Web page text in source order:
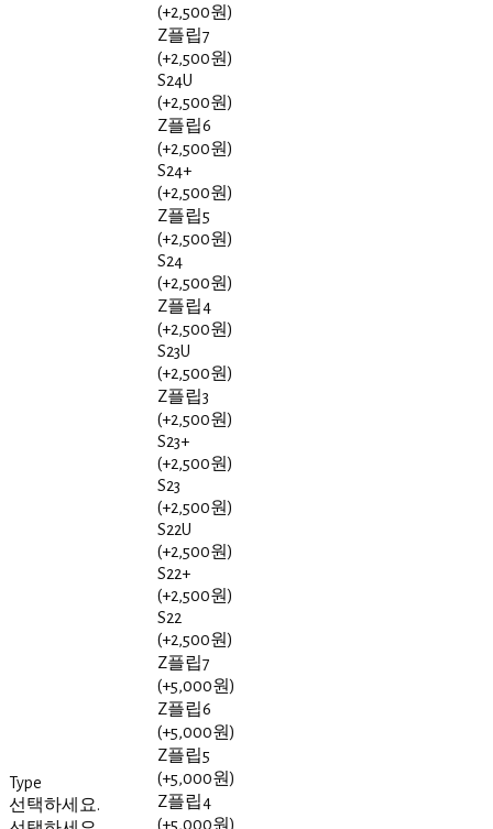
Type
선택하세요.
(+2,500원)
Z플립7
(+2,500원)
S24U
(+2,500원)
Z플립6
(+2,500원)
S24+
(+2,500원)
Z플립5
(+2,500원)
S24
(+2,500원)
Z플립4
(+2,500원)
S23U
(+2,500원)
Z플립3
(+2,500원)
S23+
(+2,500원)
S23
(+2,500원)
S22U
(+2,500원)
S22+
(+2,500원)
S22
(+2,500원)
Z플립7
(+5,000원)
Z플립6
(+5,000원)
Z플립5
(+5,000원)
Z플립4
(+5,000원)